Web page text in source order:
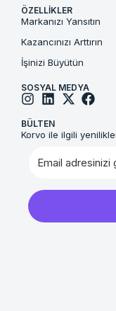
ÖZELLIKLER
Markanızı Yansıtın
Kazancınızı Arttırın
İşinizi Büyütün
SOSYAL MEDYA
BÜLTEN
Korvo ile ilgili